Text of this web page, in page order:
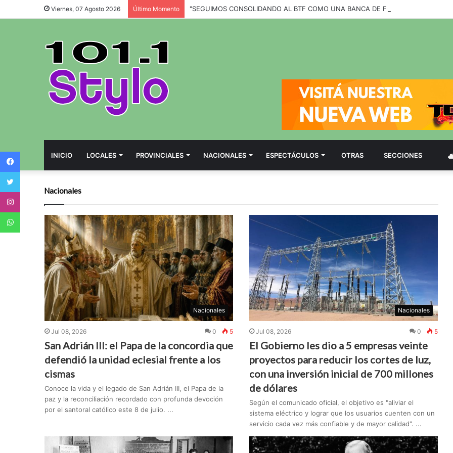
Viernes, 07 Agosto 2026 Último Momento
INICIO LOCALES PROVINCIALES NACIONALES ESPECTÁCULOS OTRAS SECCIONES
Nacionales
Nacionales
Jul 08, 2026 0 5
San Adrián III: el Papa de la concordia que
defendió la unidad eclesial frente a los
cismas
Conoce la vida y el legado de San Adrián III, el Papa de la
paz y la reconciliación recordado con profunda devoción
por el santoral católico este 8 de julio. ...
Nacionales
Jul 08, 2026 0 5
El Gobierno les dio a 5 empresas veinte
proyectos para reducir los cortes de luz,
con una inversión inicial de 700 millones
de dólares
Según el comunicado oficial, el objetivo es "aliviar el
sistema eléctrico y lograr que los usuarios cuenten con un
servicio cada vez más confiable y de mayor calidad". ...
Twitter
Instagram